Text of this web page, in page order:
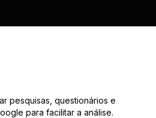
pesquisas, questionários e
para facilitar a análise.